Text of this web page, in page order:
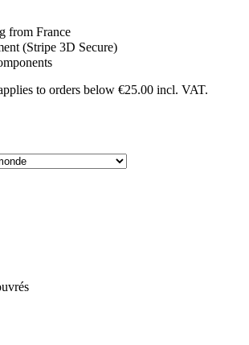
from France
(Stripe 3D Secure)
to orders below €25.00 incl. VAT.